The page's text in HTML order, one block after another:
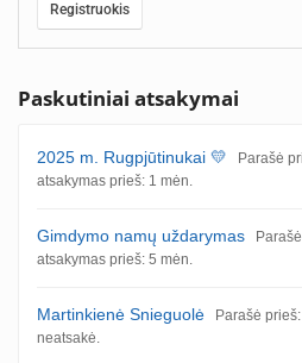
Registruokis
Paskutiniai atsakymai
2025 m. Rugpjūtinukai 💛 Parašė
atsakymas prieš: 1 mėn.
Gimdymo namų uždarymas
atsakymas prieš: 5 mėn.
Martinkienė Snieguolė Parašė
neatsakė.